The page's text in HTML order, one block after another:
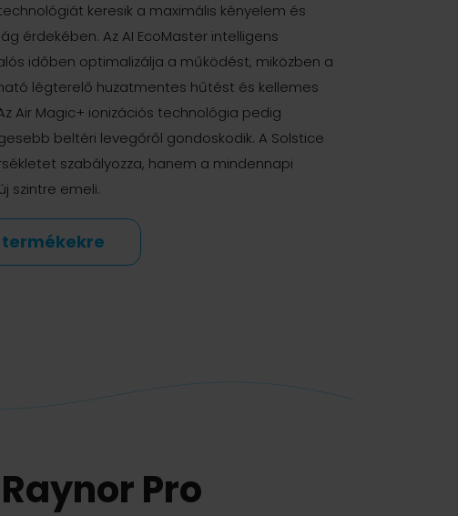
keresik a maximális kényelem és
érdekében. Az AI EcoMaster intelligens
időben optimalizálja a működést, miközben a
légterelő huzatmentes hűtést és kellemes
Air Magic+ ionizációs technológia pedig
beltéri levegőről gondoskodik. A Solstice
szabályozza, hanem a mindennapi
szintre emeli.
Pro